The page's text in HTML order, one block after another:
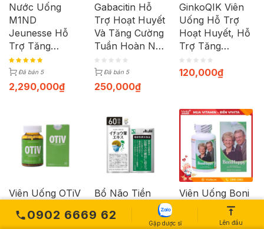
Nước Uống
M1ND
Jeunesse Hỗ
Trợ Tăng
Cường Phát
Triển Và Bảo Vệ
Trí Não (Hộp
Đã bán 5
2,290,000₫
Gabacitin Hỗ
Trợ Hoạt Huyết
Và Tăng Cường
Tuần Hoàn Não
(Hộp 30 Viên)
Đã bán 5
250,000₫
GinkoQIK Viên
Uống Hỗ Trợ
Hoạt Huyết, Hỗ
Trợ Tăng
Cường Tuần
Hoàn Máu Não
120,000₫
Viên Uống OTiV
Thiện Mất Ngủ,
Bổ Não Tiền
Đình Asahi Hỗ
Trợ Cải Thiện
Viên Uống Boni
Happy Hỗ Trợ
Điều Trị Chứng
0902 6669 62
Gặp dược sĩ Lên đầu